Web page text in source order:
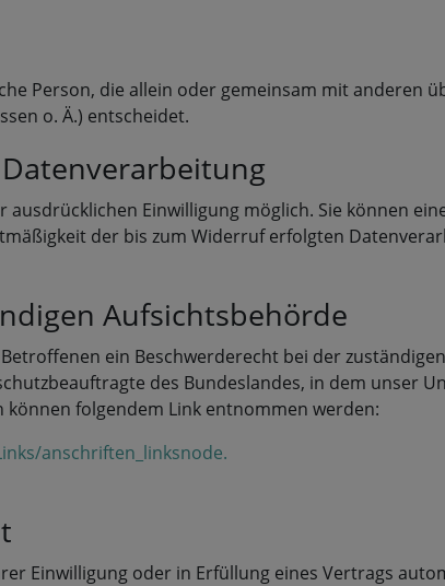
Person, die allein oder gemeinsam mit anderen
o. Ä.) entscheidet.
Einwilligung möglich. Sie können
der bis zum Widerruf erfolgten
Aufsichtsbehörde
ein Beschwerderecht bei der
des Bundeslandes, in dem unser
folgendem Link entnommen werden:
anschriften_linksnode.
Einwilligung oder in Erfüllung eines Vertrags